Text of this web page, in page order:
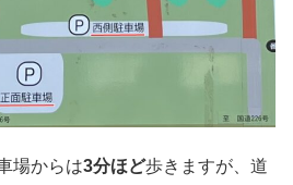
場からは3分ほど歩きますが、道